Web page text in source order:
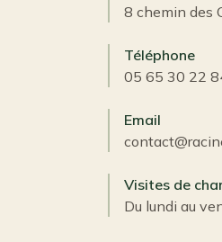
8 chemin des
Téléphone
05 65 30 22
Email
Visites de
Du lundi au